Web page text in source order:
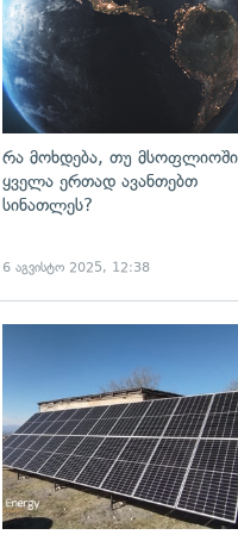
რა მოხდება, თუ მსოფლიოში
ყველა ერთად ავანთებთ
სინათლეს?
6 აგვისტო 2025, 12:38